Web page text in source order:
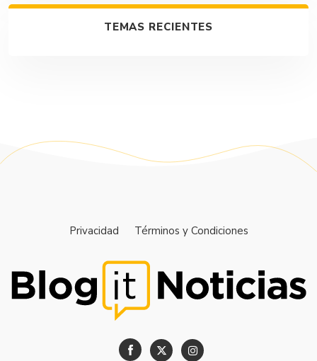
TEMAS RECIENTES
Privacidad Términos y Condiciones